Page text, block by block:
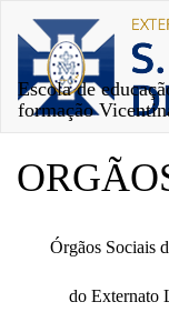
Escola de
formação
Órgãos Sociais
do Externato